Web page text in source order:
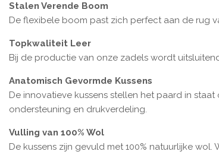
Stalen Verende Boom
De flexibele boom past zich perfect aan de rug
Topkwaliteit Leer
Bij de productie van onze zadels wordt
Anatomisch Gevormde Kussens
De innovatieve kussens stellen het paard in
ondersteuning en drukverdeling.
Vulling van 100% Wol
De kussens zijn gevuld met 100% natuurlijke